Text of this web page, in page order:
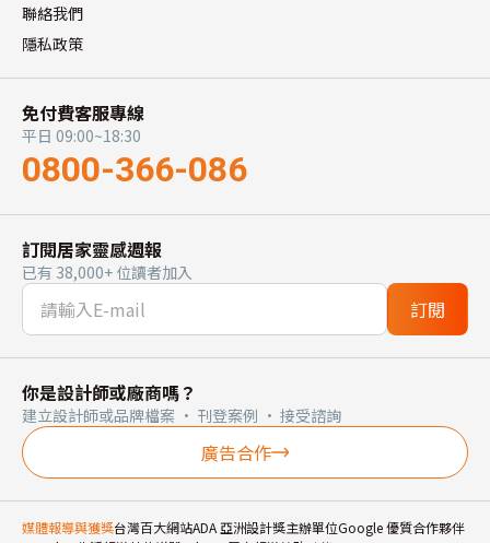
聯絡我們
隱私政策
免付費客服專線
平日 09:00~18:30
0800-366-086
訂閱居家靈感週報
已有 38,000+ 位讀者加入
訂閱
你是設計師或廠商嗎？
建立設計師或品牌檔案 · 刊登案例 · 接受諮詢
廣告合作
媒體報導與獲獎台灣百大網站ADA 亞洲設計獎主辦單位Google 優質合作夥伴